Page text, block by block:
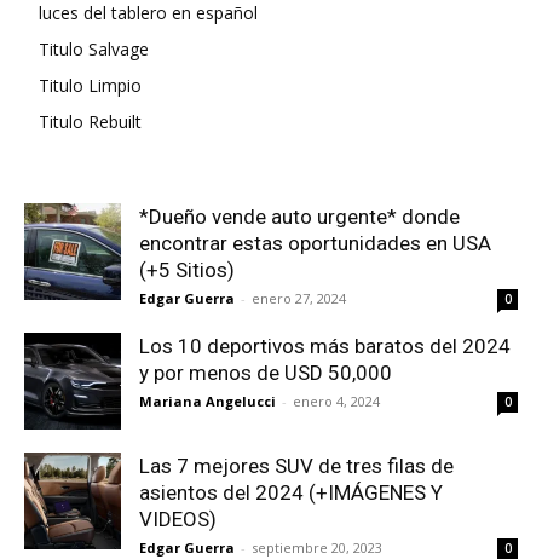
luces del tablero en español
Titulo Salvage
Titulo Limpio
Titulo Rebuilt
*Dueño vende auto urgente* donde
encontrar estas oportunidades en USA
(+5 Sitios)
Edgar Guerra - enero 27, 2024 0
Los 10 deportivos más baratos del 2024
y por menos de USD 50,000
Mariana Angelucci - enero 4, 2024 0
Las 7 mejores SUV de tres filas de
asientos del 2024 (+IMÁGENES Y
VIDEOS)
Edgar Guerra - septiembre 20, 2023 0